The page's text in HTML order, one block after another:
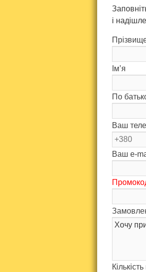
і
Ім’я
По
Ваш
Ваш e-